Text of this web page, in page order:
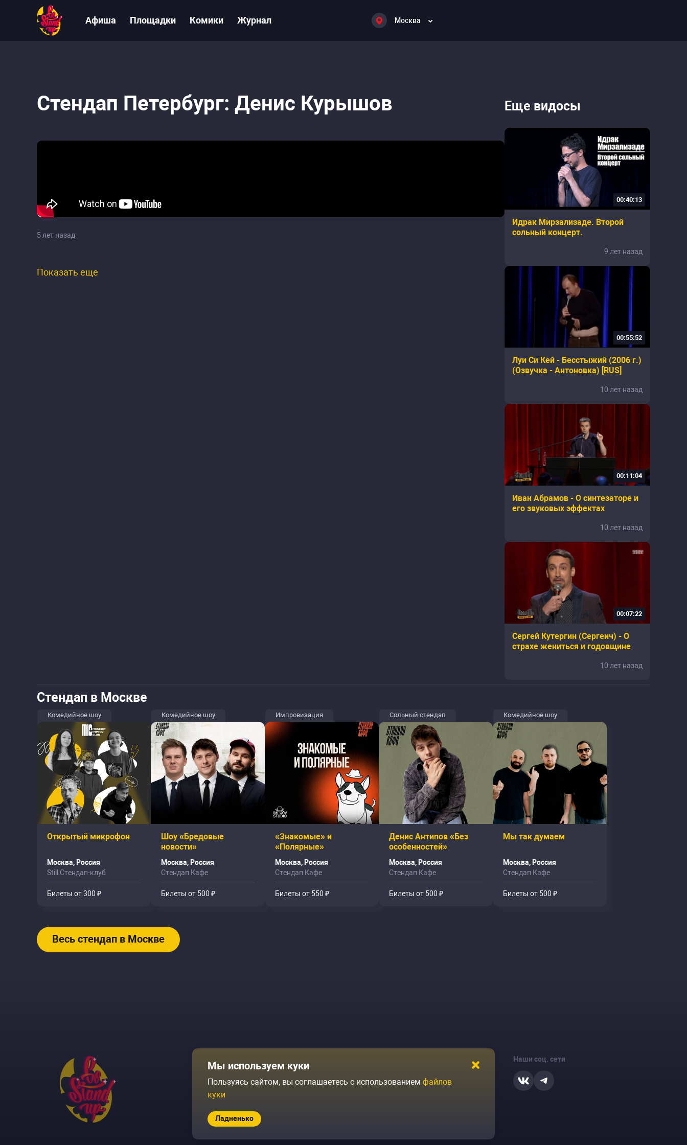
Афиша Площадки Комики Журнал Москва
Стендап Петербург: Денис Курышов
5 лет назад
Показать еще
Еще видосы
00:40:13
Идрак Мирзализаде. Второй
сольный концерт.
9 лет назад
00:55:52
Луи Си Кей - Бесстыжий (2006 г.)
(Озвучка - Антоновка) [RUS]
10 лет назад
00:11:04
Иван Абрамов - О синтезаторе и
его звуковых эффектах
10 лет назад
00:07:22
Сергей Кутергин (Сергеич) - О
страхе жениться и годовщине
10 лет назад
Стендап в Москве
Комедийное шоу
Открытый микрофон
Москва, Россия
Still Стендап-клуб
Билеты от 300 ₽
Комедийное шоу
Шоу «Бредовые
новости»
Москва, Россия
Стендап Кафе
Билеты от 500 ₽
Импровизация
«Знакомые» и
«Полярные»
Москва, Россия
Стендап Кафе
Билеты от 550 ₽
Сольный стендап
Денис Антипов «Без
особенностей»
Москва, Россия
Стендап Кафе
Билеты от 500 ₽
Комедийное шоу
Мы так думаем
Москва, Россия
Стендап Кафе
Билеты от 500 ₽
Весь стендап в Москве
Площадки
Архив событий
Журнал Политика конфиденциальности
Наши соц. сети
Мы используем куки
Пользуясь сайтом, вы соглашаетесь с использованием файлов
куки
Ладненько